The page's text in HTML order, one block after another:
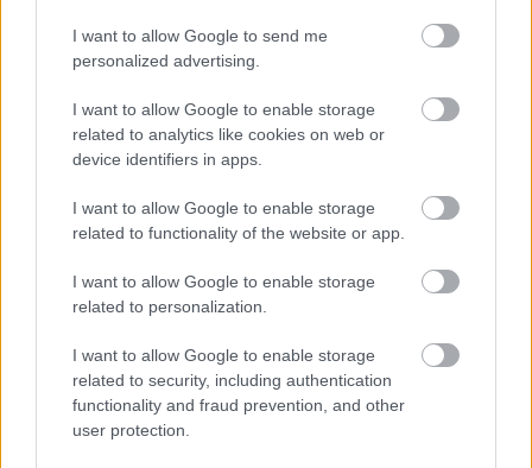
I want to allow Google to send me
personalized advertising.
I want to allow Google to enable storage
related to analytics like cookies on web or
device identifiers in apps.
I want to allow Google to enable storage
related to functionality of the website or app.
I want to allow Google to enable storage
related to personalization.
I want to allow Google to enable storage
related to security, including authentication
functionality and fraud prevention, and other
user protection.
legnehezebben a stresszt: akár meg
is betegítheti őket a rájuk nehezedő
tervezi a jövődet, hogy a családi vállalkozásban
rabszolgaként dolgozol, és még a háztartásban is
gürcölsz, közöld vele, hogy mit csináljon az
ötleteivel! A legtöbb tárgyalásod, megbeszélésed,
de még a házasságod is a hónap utolsó
harmadában a lehető legveszélyesebb vizek felé